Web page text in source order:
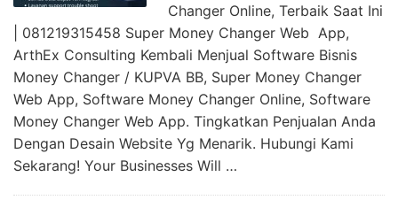
Changer Online, Terbaik Saat Ini
| 081219315458 Super Money Changer Web App,
ArthEx Consulting Kembali Menjual Software Bisnis
Money Changer / KUPVA BB, Super Money Changer
Web App, Software Money Changer Online, Software
Money Changer Web App. Tingkatkan Penjualan Anda
Dengan Desain Website Yg Menarik. Hubungi Kami
Sekarang! Your Businesses Will …